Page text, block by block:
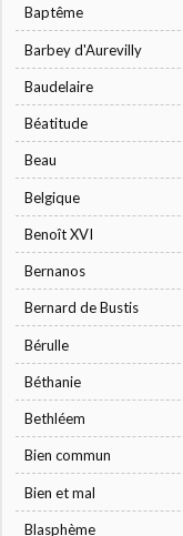
Baptême
Barbey d'Aurevilly
Baudelaire
Béatitude
Beau
Belgique
Benoît XVI
Bernanos
Bernard de Bustis
Bérulle
Béthanie
Bethléem
Bien commun
Bien et mal
Blasphème